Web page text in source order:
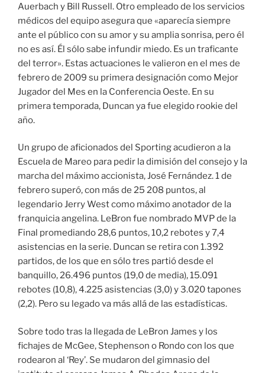
Auerbach y Bill Russell. Otro empleado de los servicios
médicos del equipo asegura que «aparecía siempre
ante el público con su amor y su amplia sonrisa, pero él
no es así. Él sólo sabe infundir miedo. Es un traficante
del terror». Estas actuaciones le valieron en el mes de
febrero de 2009 su primera designación como Mejor
Jugador del Mes en la Conferencia Oeste. En su
primera temporada, Duncan ya fue elegido rookie del
año.
Un grupo de aficionados del Sporting acudieron a la
Escuela de Mareo para pedir la dimisión del consejo y la
marcha del máximo accionista, José Fernández. 1 de
febrero superó, con más de 25 208 puntos, al
legendario Jerry West como máximo anotador de la
franquicia angelina. LeBron fue nombrado MVP de la
Final promediando 28,6 puntos, 10,2 rebotes y 7,4
asistencias en la serie. Duncan se retira con 1.392
partidos, de los que en sólo tres partió desde el
banquillo, 26.496 puntos (19,0 de media), 15.091
rebotes (10,8), 4.225 asistencias (3,0) y 3.020 tapones
(2,2). Pero su legado va más allá de las estadísticas.
Sobre todo tras la llegada de LeBron James y los
fichajes de McGee, Stephenson o Rondo con los que
rodearon al ‘Rey’. Se mudaron del gimnasio del